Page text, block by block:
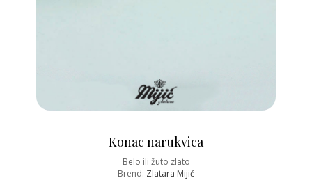
Konac narukvica
Belo ili žuto zlato
Brend: Zlatara Mijić